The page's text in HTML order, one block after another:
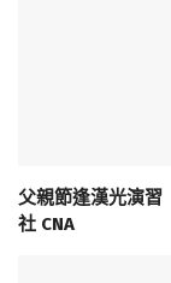
父親節逢漢光演
社 CNA